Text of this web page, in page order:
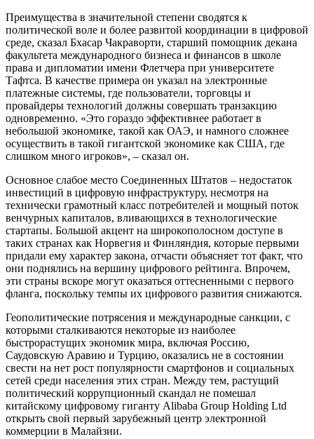
Преимущества в значительной степени сводятся к
политической воле и более развитой координации в цифровой
среде, сказал Бхасар Чакраворти, старший помощник декана
факультета международного бизнеса и финансов в школе
права и дипломатии имени Флетчера при университете
Тафтса. В качестве примера он указал на электронные
платежные системы, где пользователи, торговцы и
провайдеры технологий должны совершать транзакцию
одновременно. «Это гораздо эффективнее работает в
небольшой экономике, такой как ОАЭ, и намного сложнее
осуществить в такой гигантской экономике как США, где
слишком много игроков», – сказал он.
Основное слабое место Соединенных Штатов – недостаток
инвестиций в цифровую инфраструктуру, несмотря на
технически грамотный класс потребителей и мощный поток
венчурных капиталов, вливающихся в технологические
стартапы. Большой акцент на широкополосном доступе в
таких странах как Норвегия и Финляндия, которые первыми
придали ему характер закона, отчасти объясняет тот факт, что
они поднялись на вершину цифрового рейтинга. Впрочем,
эти страны вскоре могут оказаться оттесненными с первого
фланга, поскольку темпы их цифрового развития снижаются.
Геополитические потрясения и международные санкции, с
которыми сталкиваются некоторые из наиболее
быстрорастущих экономик мира, включая Россию,
Саудовскую Аравию и Турцию, оказались не в состоянии
свести на нет рост популярности смартфонов и социальных
сетей среди населения этих стран. Между тем, растущий
политический коррупционный скандал не помешал
китайскому цифровому гиганту Alibaba Group Holding Ltd
открыть свой первый зарубежный центр электронной
коммерции в Малайзии.